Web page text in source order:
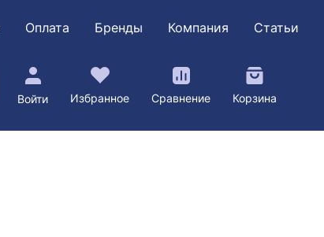
Оплата Бренды Компания Статьи
Войти
Избранное Сравнение Корзина